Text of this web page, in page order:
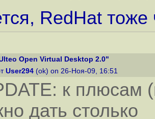
RedHat тоже
Open Virtual Desktop 2.0"
User294 (ok) on 26-Ноя-09, 16:51
к плюсам
дать столько